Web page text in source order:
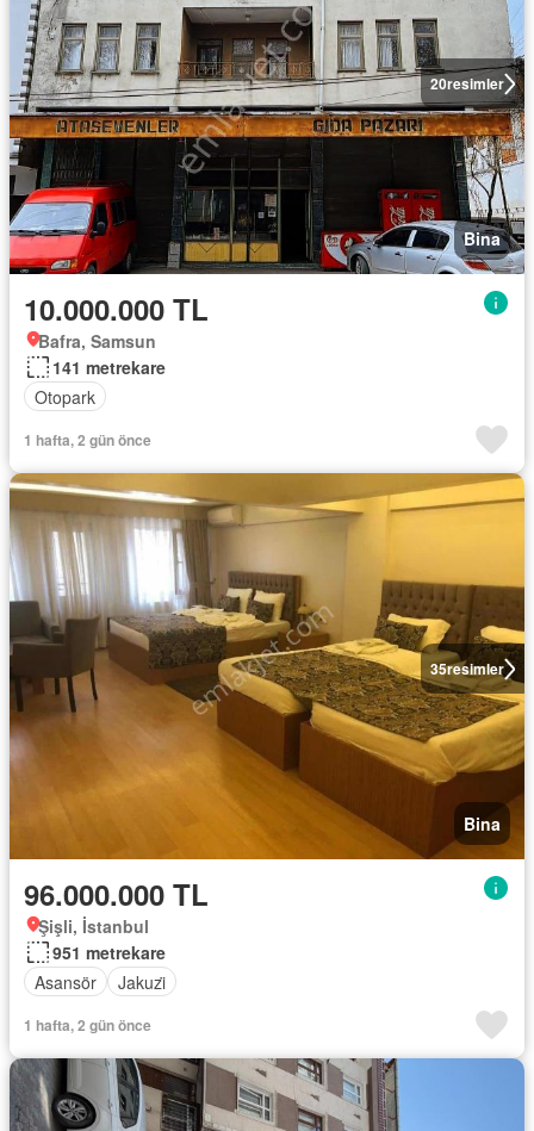
20resimler
Bina
10.000.000 TL
Bafra, Samsun
141 metrekare
Otopark
1 hafta, 2 gün önce
35resimler
Bina
96.000.000 TL
Şişli, İstanbul
951 metrekare
Asansör
Jakuzi̇
1 hafta, 2 gün önce